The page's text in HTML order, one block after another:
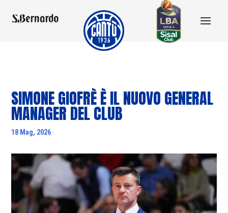
SIMONE GIOFRÈ È IL NUOVO GENERAL
MANAGER DEL CLUB
18 Mag, 2026